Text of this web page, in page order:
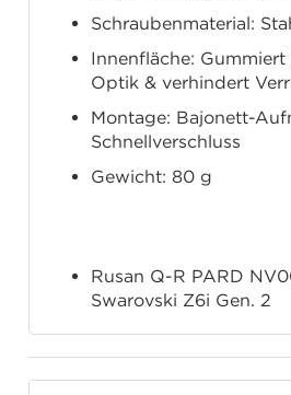
Schraubenmaterial:
Innenfläche:
Optik & verhindert
Montage: Bajonett-
Schnellverschluss
Gewicht: 80 g
Rusan Q-R PARD
Swarovski Z6i Gen. 2